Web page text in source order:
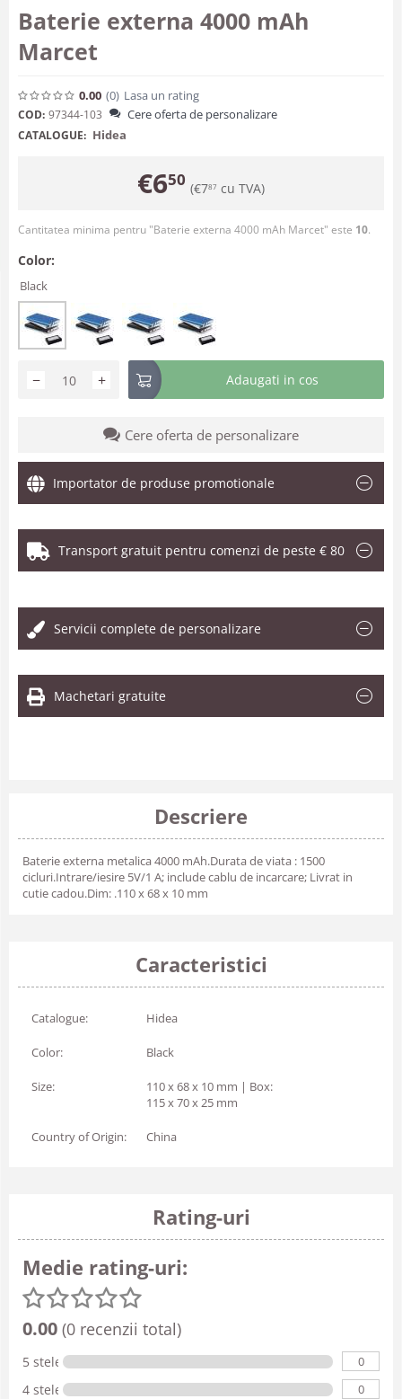
Baterie externa 4000 mAh
Marcet
0.00 (0) Lasa un rating
COD: 97344-103 Cere oferta de personalizare
CATALOGUE: Hidea
€650 (€787 cu TVA)
Cantitatea minima pentru "Baterie externa 4000 mAh Marcet" este 10.
Color:
Black
+
− Adaugati in cos
Cere oferta de personalizare
Importator de produse promotionale
Transport gratuit pentru comenzi de peste € 80
Servicii complete de personalizare
Machetari gratuite
Descriere
Baterie externa metalica 4000 mAh.Durata de viata : 1500
cicluri.Intrare/iesire 5V/1 A; include cablu de incarcare; Livrat in
cutie cadou.Dim: .110 x 68 x 10 mm
Caracteristici
Catalogue: Hidea
Color: Black
Size:
110 x 68 x 10 mm | Box:
115 x 70 x 25 mm
Country of Origin: China
Rating-uri
Medie rating-uri:
0.00 (0 recenzii total)
5 stele 0
4 stele 0